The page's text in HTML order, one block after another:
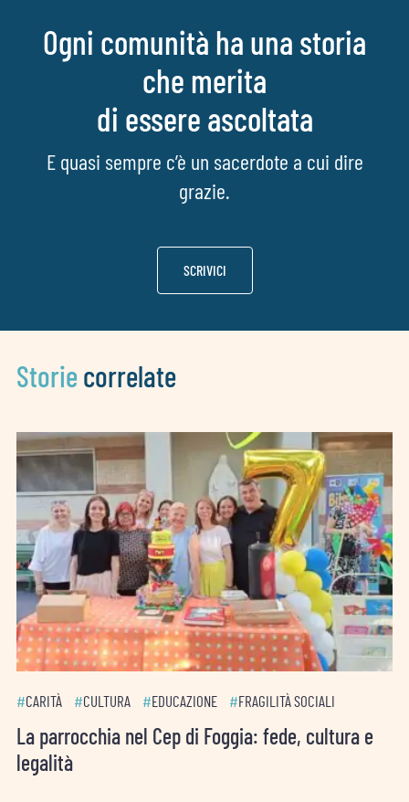
Ogni comunità ha una storia
che merita
di essere ascoltata
E quasi sempre c’è un sacerdote a cui dire
grazie.
SCRIVICI
Storie correlate
#CARITÀ #CULTURA #EDUCAZIONE #FRAGILITÀ SOCIALI
La parrocchia nel Cep di Foggia: fede, cultura e
legalità